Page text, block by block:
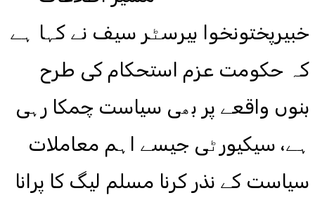
خبیرپختونخوا بیرسٹر سیف نے کہا ہے
کہ حکومت عزم استحکام کی طرح
بنوں واقعے پر بھی سیاست چمکا رہی
ہے، سیکیورٹی جیسے اہم معاملات
سیاست کے نذر کرنا مسلم لیگ کا پرانا